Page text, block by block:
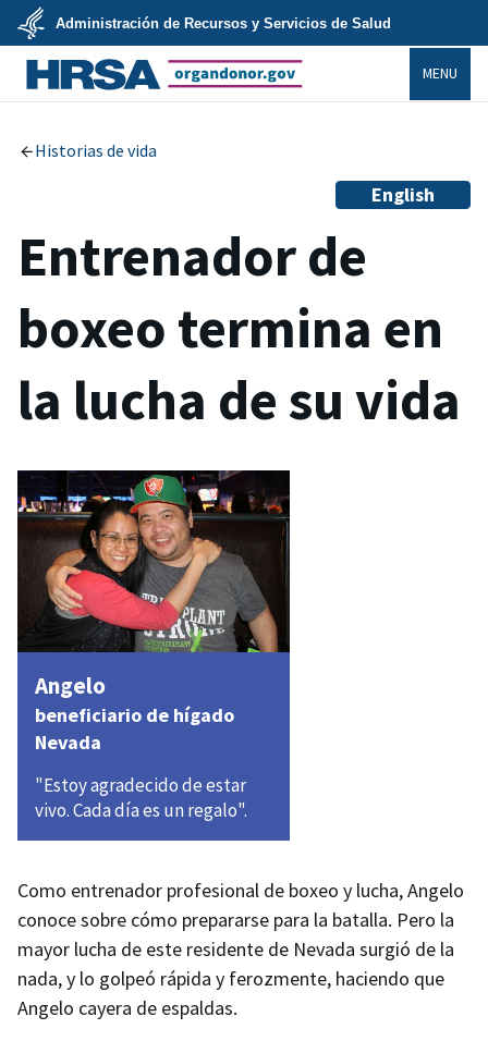
Skip
main
content
U.S.
Department
of
Health
Services
Administración de Recursos y Servicios de Salud
MENU
Historias de vida
English
Entrenador de
boxeo termina en
la lucha de su vida
Angelo
beneficiario de hígado
Nevada
"Estoy agradecido de estar
vivo. Cada día es un regalo".
Como entrenador profesional de boxeo y lucha, Angelo
conoce sobre cómo prepararse para la batalla. Pero la
mayor lucha de este residente de Nevada surgió de la
nada, y lo golpeó rápida y ferozmente, haciendo que
Angelo cayera de espaldas.